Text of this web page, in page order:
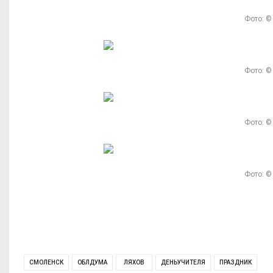
Фото: ©
Фото: ©
Фото: ©
Фото: ©
СМОЛЕНСК ОБЛДУМА ЛЯХОВ ДЕНЬУЧИТЕЛЯ ПРАЗДНИК